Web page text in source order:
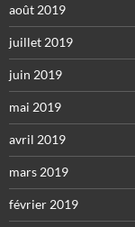
août 2019
juillet 2019
juin 2019
mai 2019
avril 2019
mars 2019
février 2019